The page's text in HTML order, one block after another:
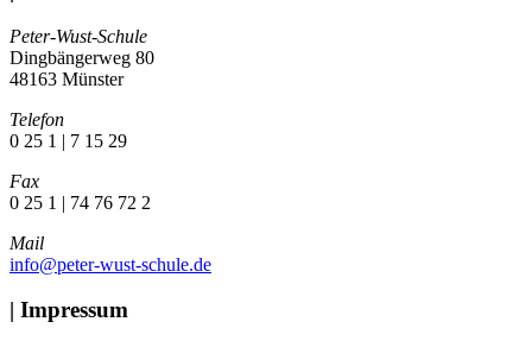
Peter-Wust-Schule
Dingbängerweg 80
48163 Münster
Telefon
0 25 1 | 7 15 29
Fax
0 25 1 | 74 76 72 2
Mail
info@peter-wust-schule.de
| Impressum